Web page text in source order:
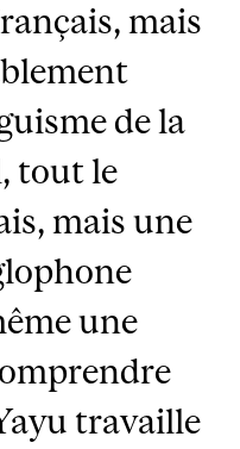
mais
de la
tout le
mais une
une
travaille